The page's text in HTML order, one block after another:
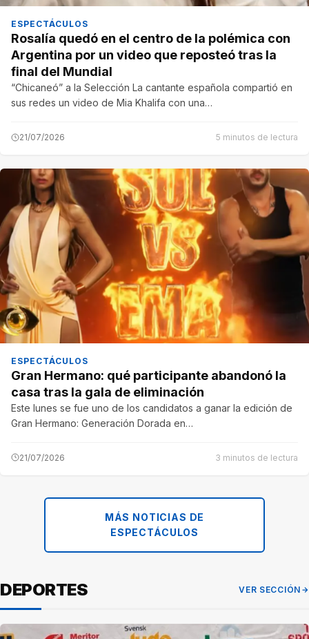
ESPECTÁCULOS
Rosalía quedó en el centro de la polémica con
Argentina por un video que reposteó tras la
final del Mundial
“Chicaneó” a la Selección La cantante española compartió en
sus redes un video de Mia Khalifa con una…
21/07/2026 5 minutos de lectura
ESPECTÁCULOS
Gran Hermano: qué participante abandonó la
casa tras la gala de eliminación
Este lunes se fue uno de los candidatos a ganar la edición de
Gran Hermano: Generación Dorada en…
21/07/2026 3 minutos de lectura
MÁS NOTICIAS DE
ESPECTÁCULOS
DEPORTES VER SECCIÓN